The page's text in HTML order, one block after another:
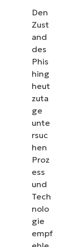
Den
Zust
and
des
Phis
hing
heut
zuta
ge
unte
rsuc
hen
Proz
ess
und
Tech
nolo
gie
empf